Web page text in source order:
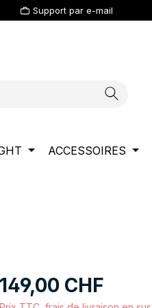
Support par e-mail
ACCESSOIRES
Prix régulier :
149,00 CHF